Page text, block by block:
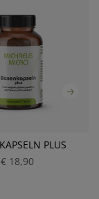
PLUS
€ 18,90